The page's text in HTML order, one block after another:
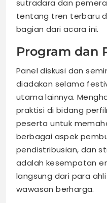
sutradara dan
tentang tren terbaru
bagian dari acara ini.
Program dan
Panel diskusi dan
diadakan selama
utama lainnya.
praktisi di bidang
peserta untuk
berbagai aspek
pendistribusian, dan
adalah kesempatan
langsung dari para
wawasan berharga.